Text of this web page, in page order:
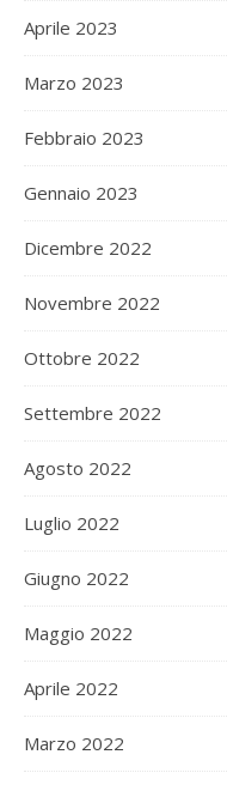
Aprile 2023
Marzo 2023
Febbraio 2023
Gennaio 2023
Dicembre 2022
Novembre 2022
Ottobre 2022
Settembre 2022
Agosto 2022
Luglio 2022
Giugno 2022
Maggio 2022
Aprile 2022
Marzo 2022